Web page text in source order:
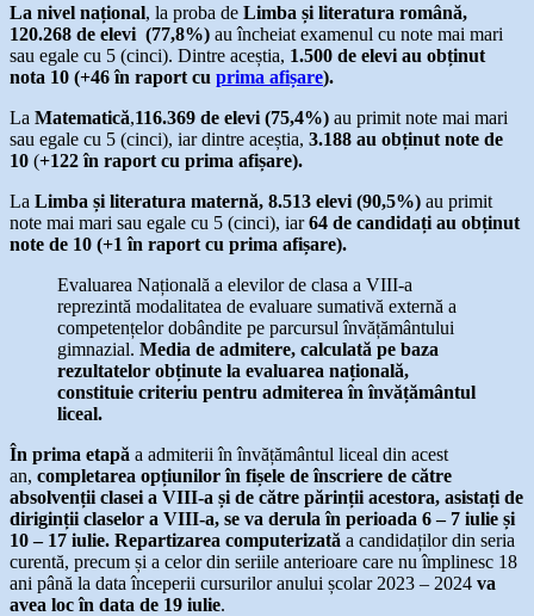
La nivel național, la proba de Limba și literatura română,
120.268 de elevi (77,8%) au încheiat examenul cu note mai mari
sau egale cu 5 (cinci). Dintre aceștia, 1.500 de elevi au obținut
nota 10 (+46 în raport cu prima afișare).
La Matematică,116.369 de elevi (75,4%) au primit note mai mari
sau egale cu 5 (cinci), iar dintre aceștia, 3.188 au obținut note de
10 (+122 în raport cu prima afișare).
La Limba și literatura maternă, 8.513 elevi (90,5%) au primit
note mai mari sau egale cu 5 (cinci), iar64 de candidați au obținut
note de 10 (+1 în raport cu prima afișare).
Evaluarea Națională a elevilor de clasa a VIII-a
reprezintă modalitatea de evaluare sumativă externă a
competențelor dobândite pe parcursul învățământului
gimnazial. Media de admitere, calculată pe baza
rezultatelor obținute la evaluarea națională,
constituie criteriu pentru admiterea în învățământul
liceal.
În prima etapă a admiterii în învățământul liceal din acest
an, completarea opțiunilor în fișele de înscriere de către
absolvenții clasei a VIII-a și de către părinții acestora, asistați de
diriginții claselor a VIII-a, se va derula în perioada 6 – 7 iulie și
10 – 17 iulie. Repartizarea computerizată a candidaților din seria
curentă, precum și a celor din seriile anterioare care nu împlinesc 18
ani până la data începerii cursurilor anului școlar 2023 – 2024 va
avea loc în data de 19 iulie.